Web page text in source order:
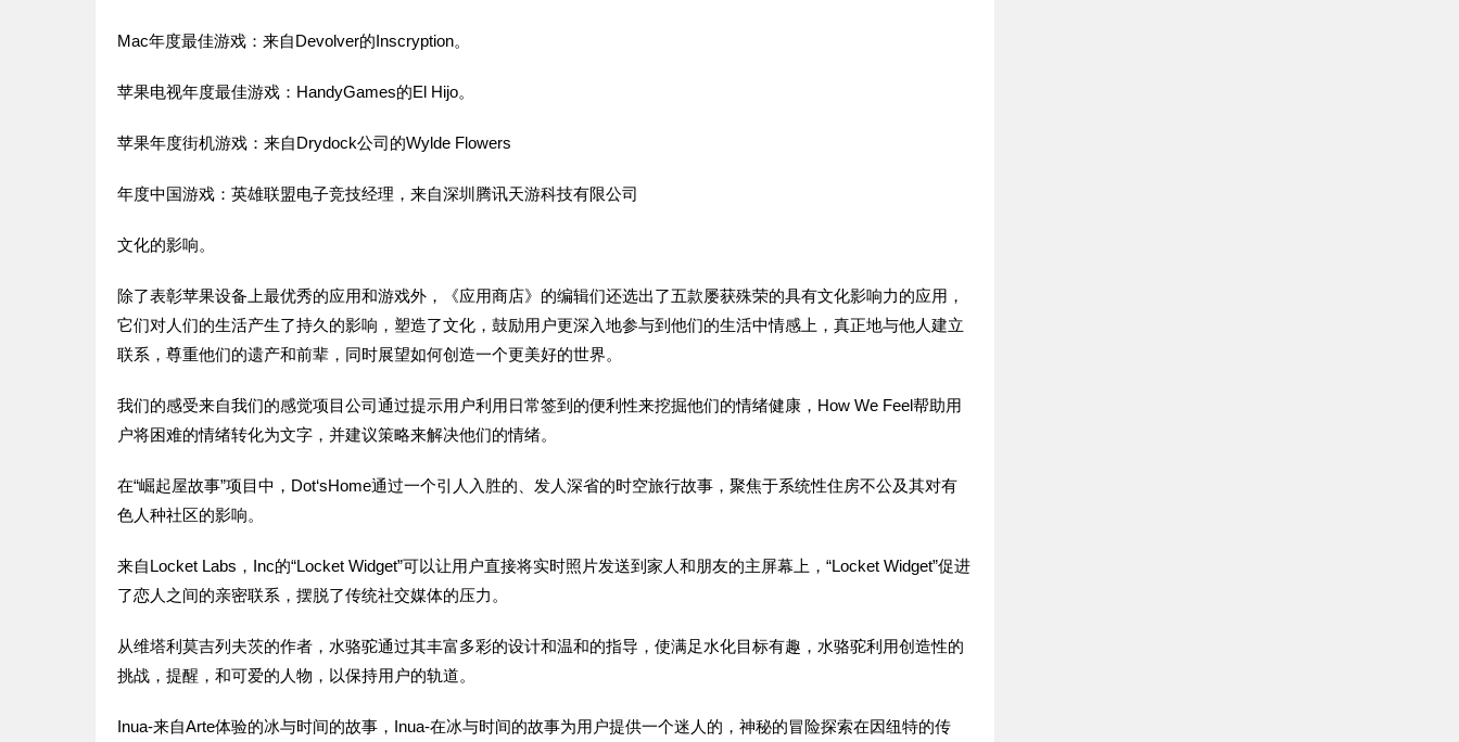
Mac年度最佳游戏：来自Devolver的Inscryption。
苹果电视年度最佳游戏：HandyGames的El Hijo。
苹果年度街机游戏：来自Drydock公司的Wylde Flowers
年度中国游戏：英雄联盟电子竞技经理，来自深圳腾讯天游科技有限公司
文化的影响。
除了表彰苹果设备上最优秀的应用和游戏外，《应用商店》的编辑们还选出了五款屡获殊荣的具有文化影响力的应用，
它们对人们的生活产生了持久的影响，塑造了文化，鼓励用户更深入地参与到他们的生活中情感上，真正地与他人建立
联系，尊重他们的遗产和前辈，同时展望如何创造一个更美好的世界。
我们的感受来自我们的感觉项目公司通过提示用户利用日常签到的便利性来挖掘他们的情绪健康，How We Feel帮助用
户将困难的情绪转化为文字，并建议策略来解决他们的情绪。
在“崛起屋故事”项目中，Dot‘sHome通过一个引人入胜的、发人深省的时空旅行故事，聚焦于系统性住房不公及其对有
色人种社区的影响。
来自Locket Labs，Inc的“Locket Widget”可以让用户直接将实时照片发送到家人和朋友的主屏幕上，“Locket Widget”促进
了恋人之间的亲密联系，摆脱了传统社交媒体的压力。
从维塔利莫吉列夫茨的作者，水骆驼通过其丰富多彩的设计和温和的指导，使满足水化目标有趣，水骆驼利用创造性的
挑战，提醒，和可爱的人物，以保持用户的轨道。
Inua-来自Arte体验的冰与时间的故事，Inua-在冰与时间的故事为用户提供一个迷人的，神秘的冒险探索在因纽特的传